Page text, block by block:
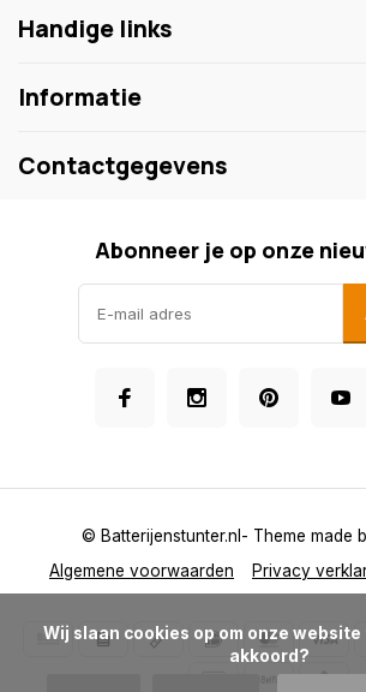
Handige links
Informatie
Contactgegevens
Abonneer je op onze
Algemene voorwaarden Privacy
© Batterijenstunter.nl - Theme made
akkoord?